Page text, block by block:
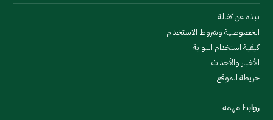
نبذة عن كفالة
الخصوصية وشروط الاستخدام
كيفية استخدام البوابة
الأخبار والأحداث
خريطة الموقع
روابط مهمة